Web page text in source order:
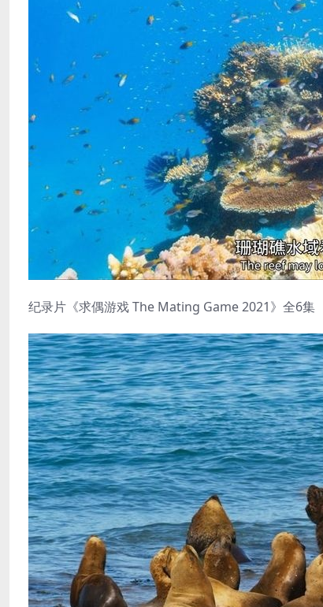
纪录片《求偶游戏 The Mating Game 2021》全6集